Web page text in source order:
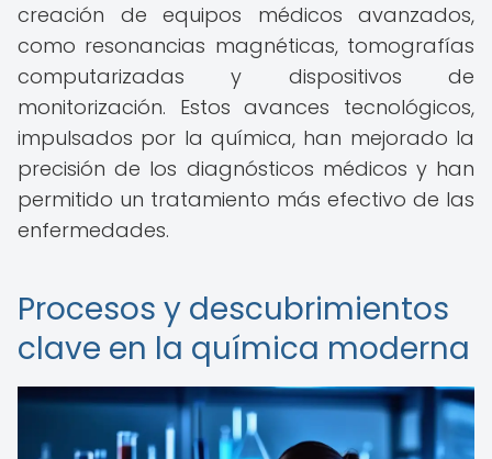
creación de equipos médicos avanzados,
como resonancias magnéticas, tomografías
computarizadas y dispositivos de
monitorización. Estos avances tecnológicos,
impulsados por la química, han mejorado la
precisión de los diagnósticos médicos y han
permitido un tratamiento más efectivo de las
enfermedades.
Procesos y descubrimientos
clave en la química moderna